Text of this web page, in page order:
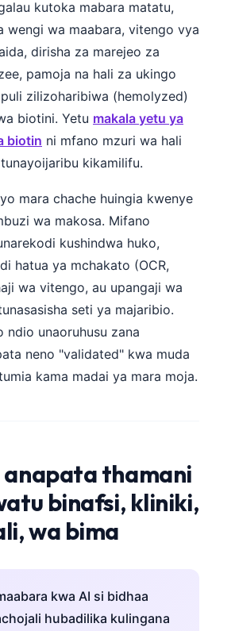
kutoka mabara matatu,
wengi wa maabara, vitengo vya
dirisha za marejeo za
pamoja na hali za ukingo
zilizoharibiwa (hemolyzed)
biotini. Yetu makala yetu ya
biotin ni mfano mzuri wa hali
kikamilifu.
mara chache huingia kwenye
wa makosa. Mifano
kushindwa huko,
hatua ya mchakato (OCR,
wa vitengo, au upangaji wa
seti ya majaribio.
ndio unaoruhusu zana
neno "validated" kwa muda
kama madai ya mara moja.
anapata thamani
binafsi, kliniki,
wa bima
kwa AI si bidhaa
hubadilika kulingana